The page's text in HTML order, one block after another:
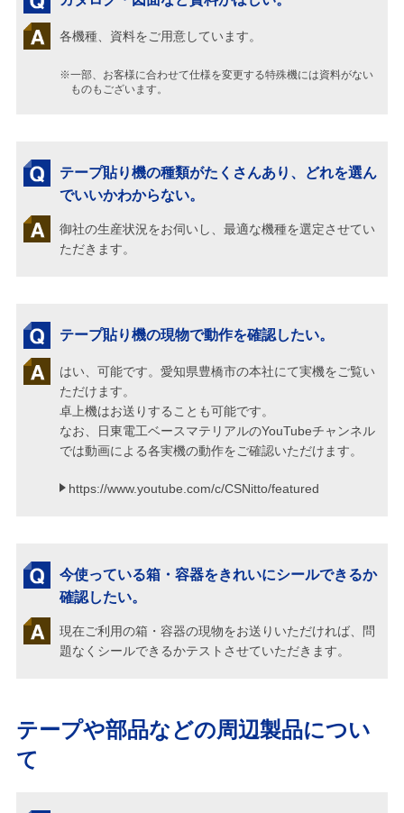
各機種、資料をご用意しています。
※一部、お客様に合わせて仕様を変更する特殊機には資料がない
ものもございます。
テープ貼り機の種類がたくさんあり、どれを選ん
でいいかわからない。
御社の生産状況をお伺いし、最適な機種を選定させてい
ただきます。
テープ貼り機の現物で動作を確認したい。
はい、可能です。愛知県豊橋市の本社にて実機をご覧い
ただけます。
卓上機はお送りすることも可能です。
なお、日東電工ベースマテリアルのYouTubeチャンネル
では動画による各実機の動作をご確認いただけます。
https://www.youtube.com/c/CSNitto/featured
今使っている箱・容器をきれいにシールできるか
確認したい。
現在ご利用の箱・容器の現物をお送りいただければ、問
題なくシールできるかテストさせていただきます。
テープや部品などの周辺製品につい
て